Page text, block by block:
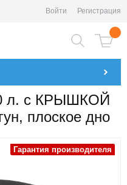
Войти Регистрация
л. с КРЫШКОЙ
плоское дно
Гарантия производителя